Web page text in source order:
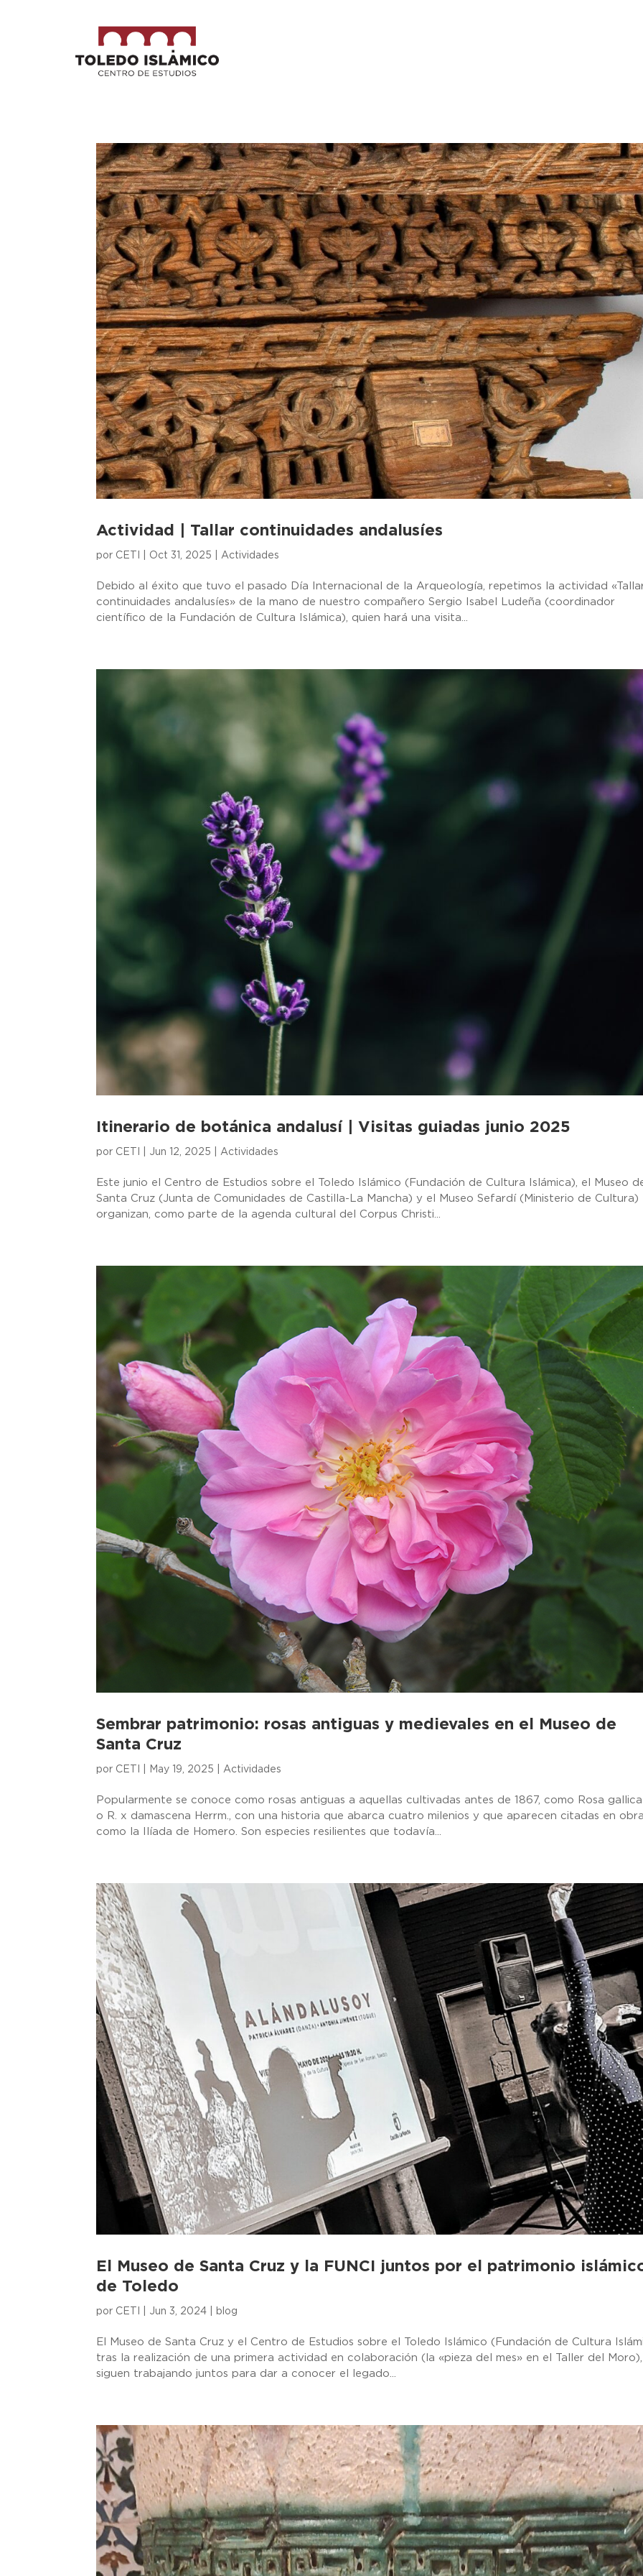
Actividad | Tallar continuidades andalusíes
por CETI Oct 31, 2025 Actividades
Debido al éxito que tuvo el pasado Día Internacional de la Arqueología, repetimos la actividad
continuidades andalusíes» de la mano de nuestro compañero Sergio Isabel Ludeña (coordinador
científico de la Fundación de Cultura Islámica), quien hará una visita...
Itinerario de botánica andalusí | Visitas guiadas junio 2025
por CETI Jun 12, 2025 |Actividades
Este junio el Centro de Estudios sobre el Toledo Islámico (Fundación de Cultura Islámica), el Museo
Santa Cruz (Junta de Comunidades de Castilla-La Mancha) y el Museo Sefardí (Ministerio de Cultura)
organizan, como parte de la agenda cultural del Corpus Christi...
Sembrar patrimonio: rosas antiguas y medievales en el Museo de
Santa Cruz
por CETI May 19, 2025 Actividades
Popularmente se conoce como rosas antiguas a aquellas cultivadas antes de 1867, como Rosa
o R. x damascena Herrm., con una historia que abarca cuatro milenios y que aparecen citadas en
como la Ilíada de Homero. Son especies resilientes que todavía...
El Museo de Santa Cruz y la FUNCI juntos por el patrimonio
de Toledo
por CETI Jun 3, 2024 blog
El Museo de Santa Cruz y el Centro de Estudios sobre el Toledo Islámico (Fundación de Cultura
tras la realización de una primera actividad en colaboración (la «pieza del mes» en el Taller del Moro),
siguen trabajando juntos para dar a conocer el legado...